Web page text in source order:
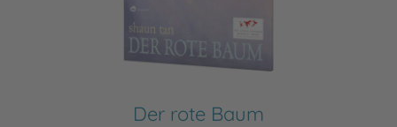
Der rote Baum